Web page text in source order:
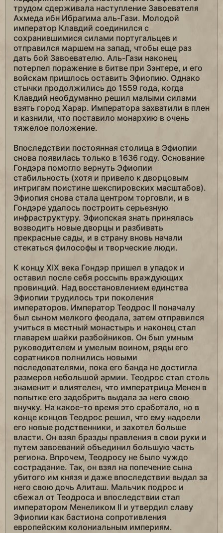
трудом сдерживала наступление Завоевателя
Ахмеда ибн Ибрагима аль-Гази. Молодой
император Клавдий соединился с
сохранившимися силами португальцев и
отправился маршем на запад, чтобы еще раз
дать бой Завоевателю. Аль-Гази наконец
потерпел поражение в битве при Зэнтере, и его
войскам пришлось оставить Эфиопию. Однако
стычки продолжились до 1559 года, когда
Клавдий необдуманно решил малыми силами
взять город Харар. Императора захватили в плен
и казнили, что поставило монархию в очень
тяжелое положение.
Впоследствии постоянная столица в Эфиопии
снова появилась только в 1636 году. Основание
Гондэра помогло вернуть Эфиопии
стабильность (хотя и привело к дворцовым
интригам поистине шекспировских масштабов).
Эфиопия снова стала центром торговли, и в
Гондэре удалось построить серьезную
инфраструктуру. Эфиопская знать принялась
возводить новые дворцы и разбивать
прекрасные сады, и в страну вновь начали
стекаться философы и творческие люди.
К концу XIX века Гондэр пришел в упадок и
оставил после себя россыпь враждующих
провинций. Над восстановлением единства
Эфиопии трудилось три поколения
императоров. Император Теодрос II поначалу
был сыном мелкого феодала, затем отправился
учиться в местный монастырь и наконец стал
главарем шайки разбойников. Он был умным
руководителем и умелым воином, ряды его
соратников полнились новыми
последователями, пока его банда не достигла
размеров небольшой армии. Теодрос стал столь
знаменит и влиятелен, что императрица Менен в
попытке его задобрить выдала за него свою
внучку. На какое-то время это сработало, но в
конце концов Теодрос решил, что ему надоели
его новые родственники, и захотел больше
власти. Он взял бразды правления в свои руки и
путем завоеваний объединил большую часть
региона. Впрочем, Теодросу не было чуждо
сострадание. Так, он взял на попечение сына
убитого им князя и даже впоследствии выдал за
него свою дочь Алиташ. Мальчик подрос и
сбежал от Теодроса и впоследствии стал
императором Менеликом II и утвердил славу
Эфиопии как бастиона сопротивления
европейским колониальным империям.